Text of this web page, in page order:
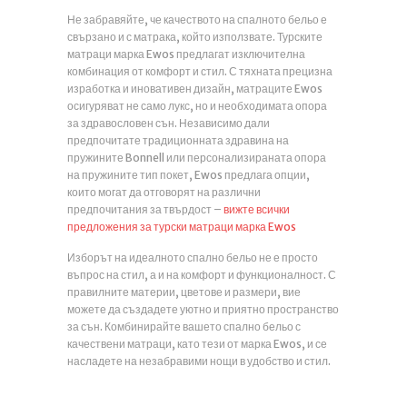
Не забравяйте, че качеството на спалното бельо е
свързано и с матрака, който използвате. Турските
матраци марка Ewos предлагат изключителна
комбинация от комфорт и стил. С тяхната прецизна
изработка и иновативен дизайн, матраците Ewos
осигуряват не само лукс, но и необходимата опора
за здравословен сън. Независимо дали
предпочитате традиционната здравина на
пружините Bonnell или персонализираната опора
на пружините тип покет, Ewos предлага опции,
които могат да отговорят на различни
предпочитания за твърдост – вижте всички
предложения за турски матраци марка Ewos
Изборът на идеалното спално бельо не е просто
въпрос на стил, а и на комфорт и функционалност. С
правилните материи, цветове и размери, вие
можете да създадете уютно и приятно пространство
за сън. Комбинирайте вашето спално бельо с
качествени матраци, като тези от марка Ewos, и се
насладете на незабравими нощи в удобство и стил.